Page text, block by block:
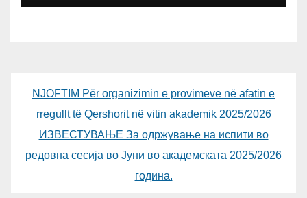
УНИВЕРЗИТЕТОТ SUBÜ ОД
NJOFTIM Për organizimin e provimeve në afatin e
rregullt të Qershorit në vitin akademik 2025/2026
ИЗВЕСТУВАЊЕ За одржување на испити во
редовна сесија во Јуни во академската 2025/2026
година.